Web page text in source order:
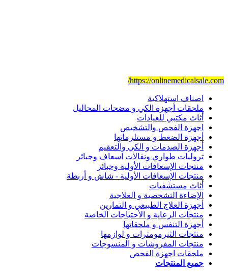
https://onlinemedicalsale.com/
اصناف استهلاكية
ملحقات أجهزة الكي و مضحات المحاليل
أثاث مكتبي للعيادات
اجهزة الفحص والتشخيص
أجهزة الضغط و مستلزماتها
أجهزة الصدمات و الكي والتعقيم
تروليات طواري ونقالات اسعاف وجبائر
منتجات الإسعافات الأولية وجبائر
منتجات الإسعافات الأولية - شاش و أربطة
أثاث مستشفيات
الإضاءة التشخصية و العلاجية
أجهزة العلاج الطبيعي و التمارين
منتجات الرعاية و الأحتياجات الخاصة
أجهزة التنفس و ملحقاتها
منتجات الثيرمومترات و لوازمها
منتجات المفروشات و المنسوجات
ملحقات اجهزة الفحص
جميع المنتجات